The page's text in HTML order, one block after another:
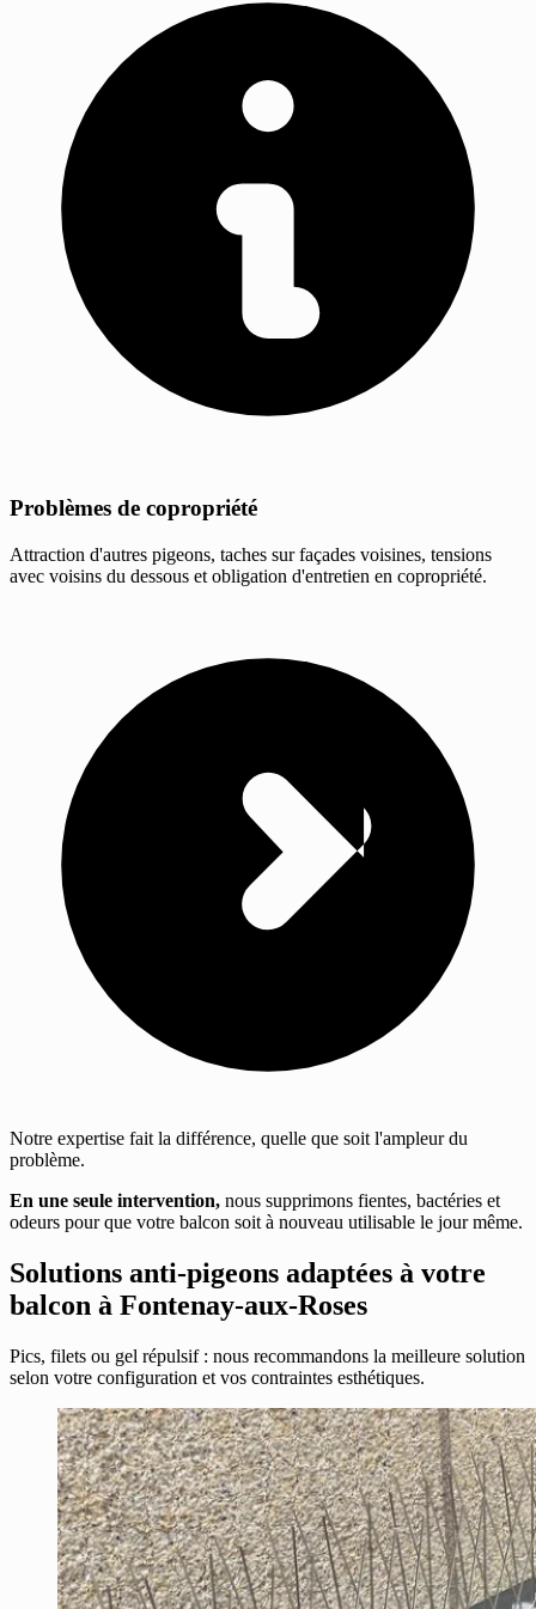
Problèmes de copropriété
Attraction d'autres pigeons, taches sur façades voisines, tensions
avec voisins du dessous et obligation d'entretien en copropriété.
Notre expertise fait la différence, quelle que soit l'ampleur du
problème.
En une seule intervention, nous supprimons fientes, bactéries et
odeurs pour que votre balcon soit à nouveau utilisable le jour même.
Solutions anti-pigeons adaptées à votre
balcon à Fontenay-aux-Roses
Pics, filets ou gel répulsif : nous recommandons la meilleure solution
selon votre configuration et vos contraintes esthétiques.